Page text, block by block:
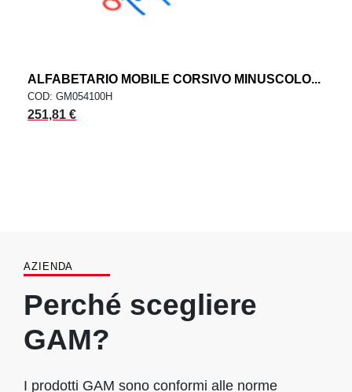
ALFABETARIO MOBILE CORSIVO MINUSCOLO...
COD: GM054100H
251,81 €
AZIENDA
Perché scegliere
GAM?
I prodotti GAM sono conformi alle norme